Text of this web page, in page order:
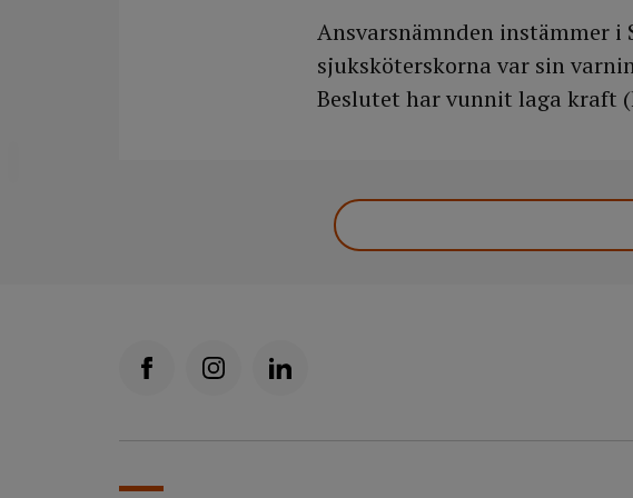
Ansvarsnämnden instämmer i
sjuksköterskorna var sin
Beslutet har vunnit laga kraft